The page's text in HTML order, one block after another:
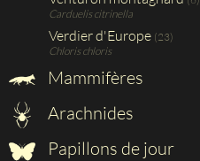
Carduelis citrinella
Verdier d'Europe (23)
Chloris chloris
Mammifères
Arachnides
Papillons de jour